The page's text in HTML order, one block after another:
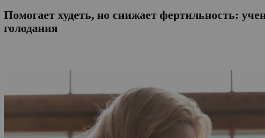
Помогает худеть, но снижает фертильность:
голодания